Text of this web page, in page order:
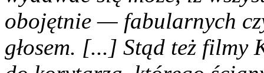
obojętnie — fabularnych
głosem. [...] Stąd też filmy